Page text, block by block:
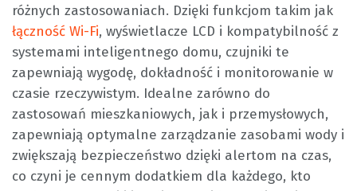
różnych zastosowaniach. Dzięki funkcjom takim jak
łączność Wi-Fi, wyświetlacze LCD i kompatybilność z
systemami inteligentnego domu, czujniki te
zapewniają wygodę, dokładność i monitorowanie w
czasie rzeczywistym. Idealne zarówno do
zastosowań mieszkaniowych, jak i przemysłowych,
zapewniają optymalne zarządzanie zasobami wody i
zwiększają bezpieczeństwo dzięki alertom na czas,
co czyni je cennym dodatkiem dla każdego, kto